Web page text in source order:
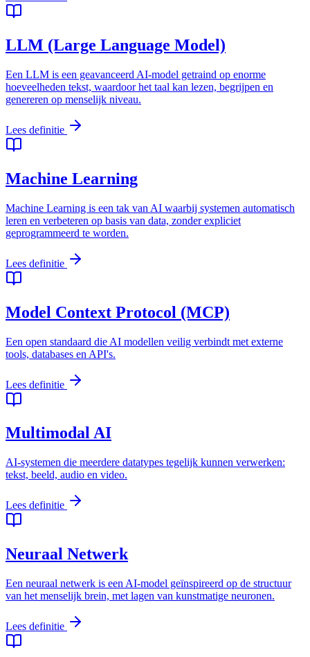
LLM (Large Language Model)
Een LLM is een geavanceerd AI-model getraind op enorme
hoeveelheden tekst, waardoor het taal kan lezen, begrijpen en
genereren op menselijk niveau.
Lees definitie
Machine Learning
Machine Learning is een tak van AI waarbij systemen automatisch
leren en verbeteren op basis van data, zonder expliciet
geprogrammeerd te worden.
Lees definitie
Model Context Protocol (MCP)
Een open standaard die AI modellen veilig verbindt met externe
tools, databases en API's.
Lees definitie
Multimodal AI
AI-systemen die meerdere datatypes tegelijk kunnen verwerken:
tekst, beeld, audio en video.
Lees definitie
Neuraal Netwerk
Een neuraal netwerk is een AI-model geïnspireerd op de structuur
van het menselijk brein, met lagen van kunstmatige neuronen.
Lees definitie